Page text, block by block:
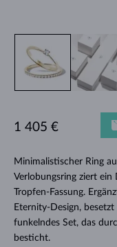
Minimalistischer Ring
Verlobungsring ziert
Tropfen-Fassung.
Eternity-Design,
funkelndes Set, das
besticht.
1 405 €